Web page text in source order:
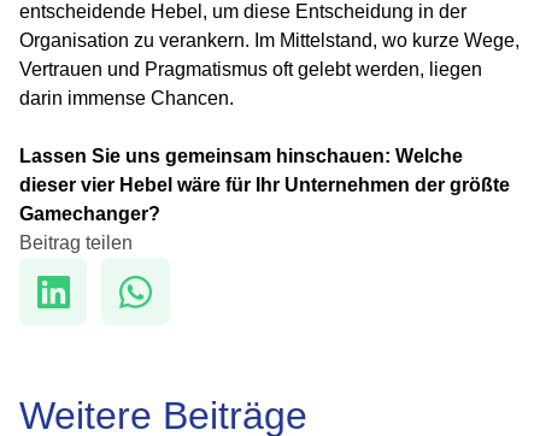
entscheidende Hebel, um diese Entscheidung in der
Organisation zu verankern. Im Mittelstand, wo kurze Wege,
Vertrauen und Pragmatismus oft gelebt werden, liegen
darin immense Chancen.
Lassen Sie uns gemeinsam hinschauen: Welche
dieser vier Hebel wäre für Ihr Unternehmen der größte
Gamechanger?
Beitrag teilen
Weitere Beiträge